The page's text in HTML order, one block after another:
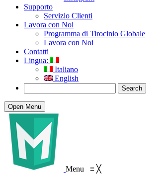
Supporto
Servizio Clienti
Lavora con Noi
Programma di Tirocinio Globale
Lavora con Noi
Contatti
Lingua:
Italiano
English
Open Menu
Menu ≡ ╳